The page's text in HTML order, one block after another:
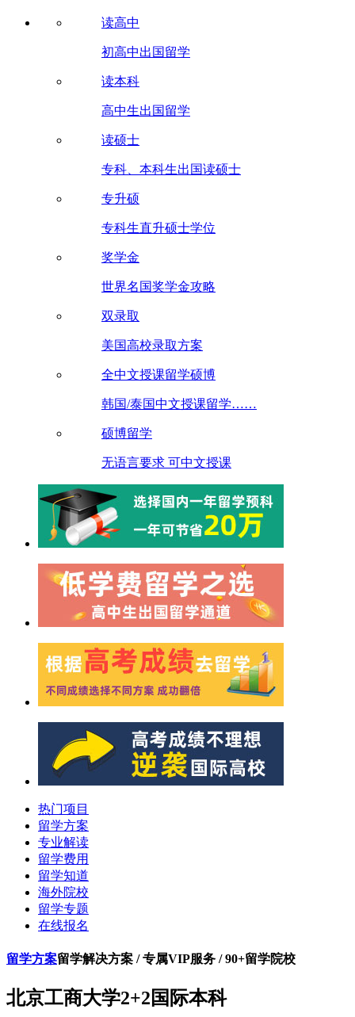
读高中
初高中出国留学
读本科
高中生出国留学
读硕士
专科、本科生出国读硕士
专升硕
专科生直升硕士学位
奖学金
世界名国奖学金攻略
双录取
美国高校录取方案
全中文授课留学硕博
韩国/泰国中文授课留学……
硕博留学
无语言要求 可中文授课
热门项目
留学方案
专业解读
留学费用
留学知道
海外院校
留学专题
在线报名
留学方案留学解决方案 / 专属VIP服务 / 90+留学院校
北京工商大学2+2国际本科